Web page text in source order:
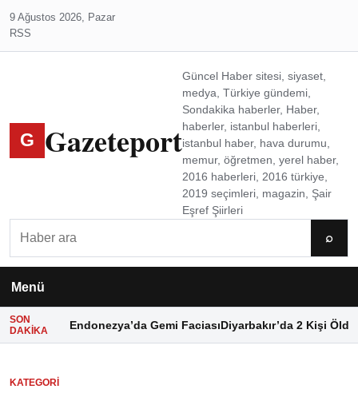
9 Ağustos 2026, Pazar
RSS
G Gazeteport
Güncel Haber sitesi, siyaset,
medya, Türkiye gündemi,
Sondakika haberler, Haber,
haberler, istanbul haberleri,
istanbul haber, hava durumu,
memur, öğretmen, yerel haber,
2016 haberleri, 2016 türkiye,
2019 seçimleri, magazin, Şair
Eşref Şiirleri
⌕
Menü
SON
DAKIKA
Endonezya’da Gemi FaciasıDiyarbakır’da 2 Kişi Öldü
KATEGORI